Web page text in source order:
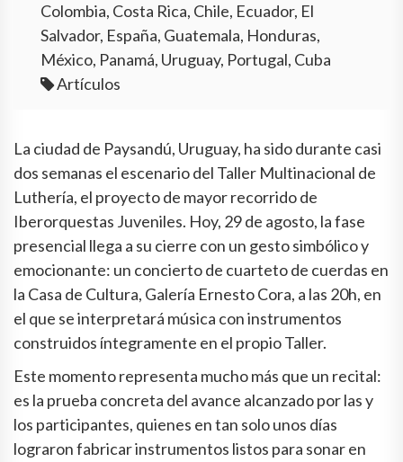
Colombia, Costa Rica, Chile, Ecuador, El
Salvador, España, Guatemala, Honduras,
México, Panamá, Uruguay, Portugal, Cuba
Artículos
La ciudad de Paysandú, Uruguay, ha sido durante casi
dos semanas el escenario del Taller Multinacional de
Luthería, el proyecto de mayor recorrido de
Iberorquestas Juveniles. Hoy, 29 de agosto, la fase
presencial llega a su cierre con un gesto simbólico y
emocionante: un concierto de cuarteto de cuerdas en
la Casa de Cultura, Galería Ernesto Cora, a las 20h, en
el que se interpretará música con instrumentos
construidos íntegramente en el propio Taller.
Este momento representa mucho más que un recital:
es la prueba concreta del avance alcanzado por las y
los participantes, quienes en tan solo unos días
lograron fabricar instrumentos listos para sonar en